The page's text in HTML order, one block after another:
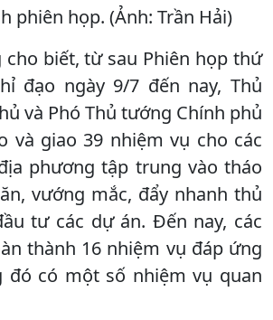
phiên họp. (Ảnh: Trần Hải)
cho biết, từ sau Phiên họp thứ
đạo ngày 9/7 đến nay, Thủ
và Phó Thủ tướng Chính phủ
và giao 39 nhiệm vụ cho các
phương tập trung vào tháo
vướng mắc, đẩy nhanh thủ
tư các dự án. Đến nay, các
thành 16 nhiệm vụ đáp ứng
đó có một số nhiệm vụ quan